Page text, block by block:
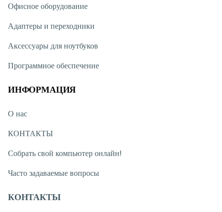
Офисное оборудование
Адаптеры и переходники
Аксессуары для ноутбуков
Программное обеспечение
ИНФОРМАЦИЯ
О нас
КОНТАКТЫ
Собрать свой компьютер онлайн!
Часто задаваемые вопросы
КОНТАКТЫ